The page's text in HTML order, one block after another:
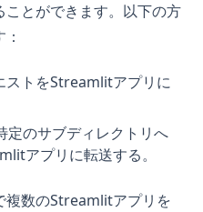
とができます。以下の方
ストをStreamlitアプリに
定のサブディレクトリへ
アプリに転送する。
複数のStreamlitアプリを